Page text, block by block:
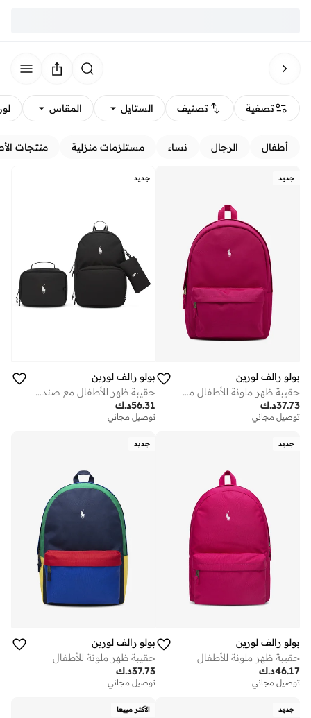
تصفية تصنيف الستايل المقاس
أطفال الرجال نساء مستلزمات منزلية منتجات
جديد
بولو رالف لورين
حقيبة ظهر ملونة للأطفال مقاس بوصة
د.ك37.73
توصيل مجاني
جديد
بولو رالف لورين
حقيبة ظهر للأطفال مع صندوق غداء
د.ك56.31
توصيل مجاني
جديد
بولو رالف لورين
حقيبة ظهر ملونة للأطفال
د.ك46.17
توصيل مجاني
جديد
بولو رالف لورين
حقيبة ظهر ملونة للأطفال
د.ك37.73
توصيل مجاني
جديد الأكثر مبيعا